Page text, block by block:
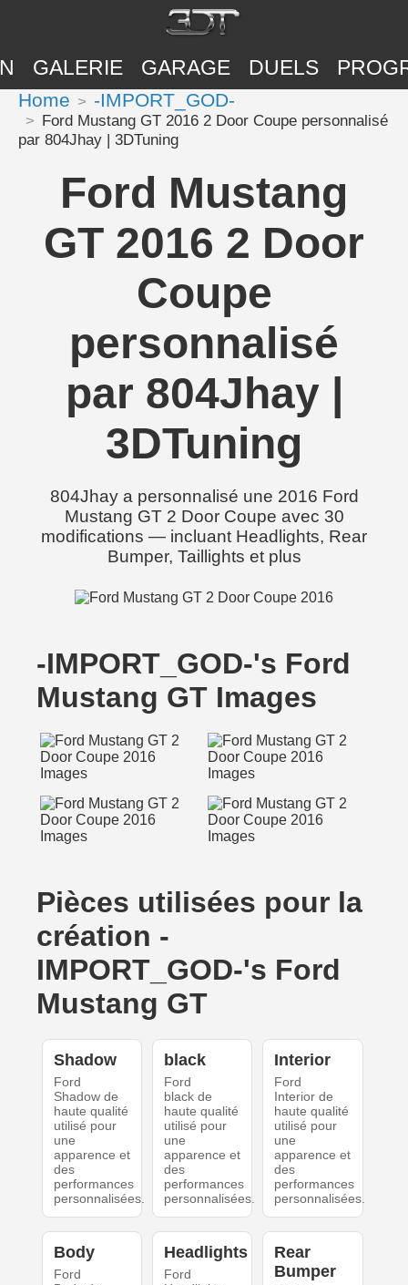
GALERIE GARAGE DUELS
Home -IMPORT_GOD-
Ford Mustang GT 2016 2 Door Coupe personnalisé
par 804Jhay | 3DTuning
Ford Mustang
GT 2016 2 Door
Coupe
personnalisé
par 804Jhay |
3DTuning
804Jhay a personnalisé une 2016 Ford
Mustang GT 2 Door Coupe avec 30
modifications — incluant Headlights, Rear
Bumper, Taillights et plus
-IMPORT_GOD-'s Ford
Mustang GT Images
Pièces utilisées pour la
création -
IMPORT_GOD-'s Ford
Mustang GT
Shadow
Ford
Shadow de
haute qualité
utilisé pour
une
apparence et
des
performances
personnalisées.
black
Ford
black de
haute qualité
utilisé pour
une
apparence et
des
performances
personnalisées.
Interior
Ford
Interior de
haute qualité
utilisé pour
une
apparence et
des
performances
personnalisées.
Body
Ford
Headlights
Ford
Rear
Bumper